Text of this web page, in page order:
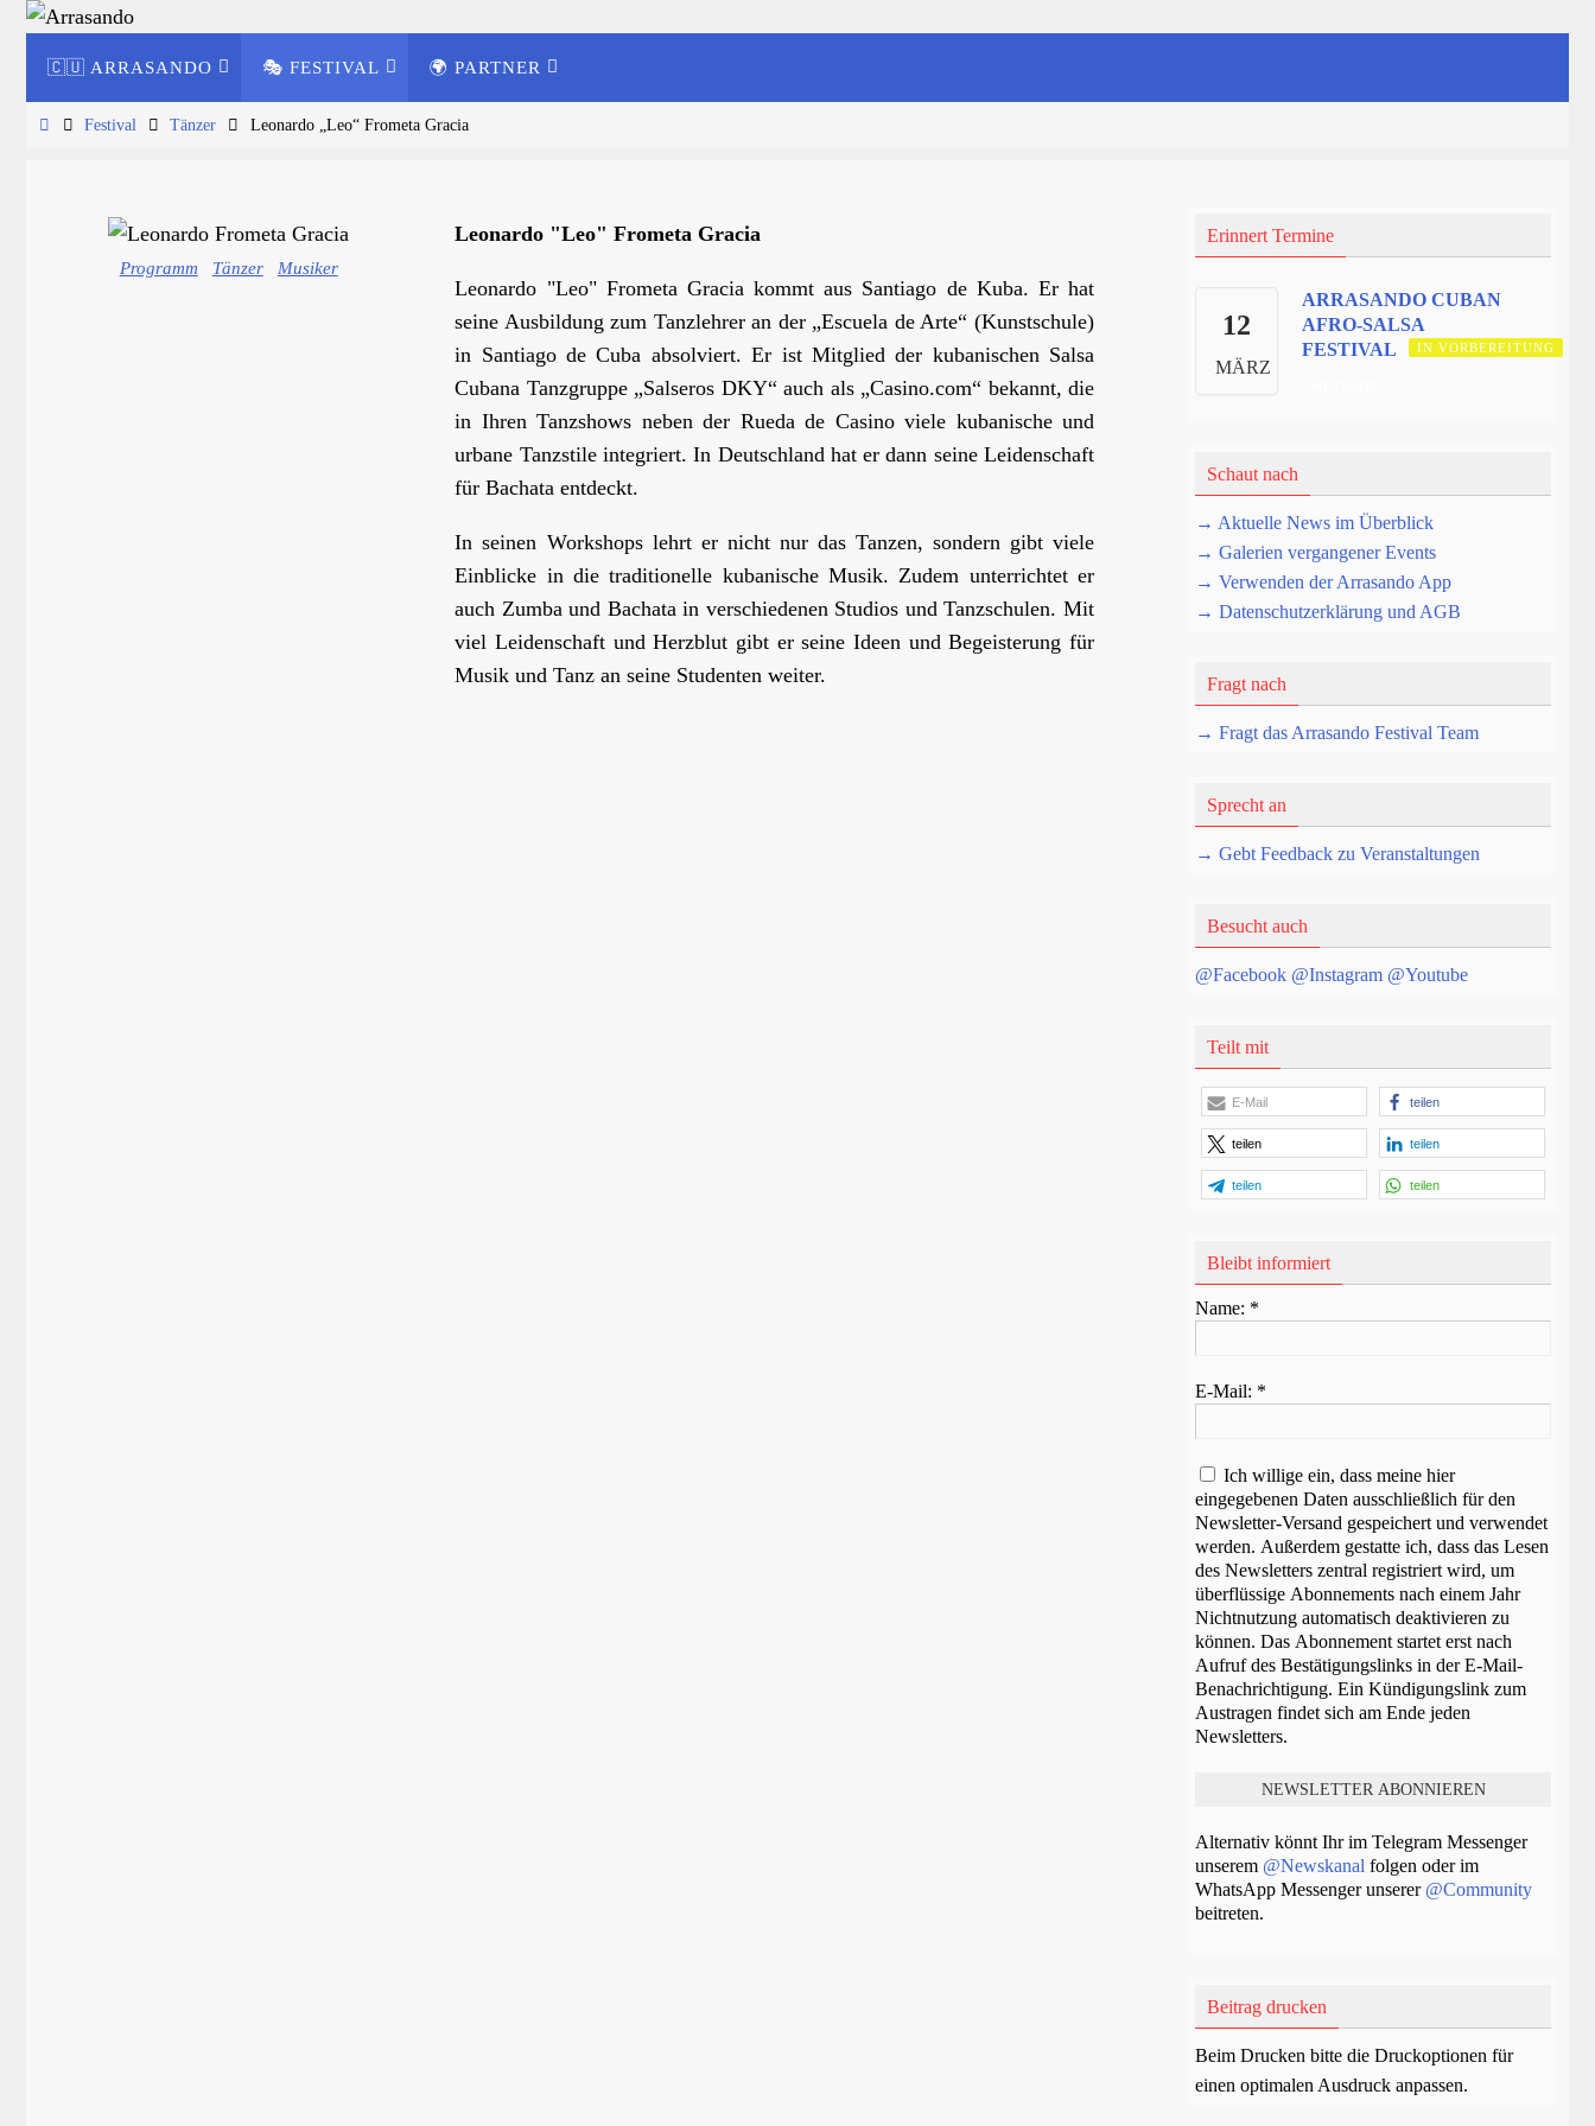
Zum
springen
Inhalt🇨🇺 ARRASANDO 🎭 FESTIVAL 🌍 PARTNER
StartFestival Tänzer Leonardo „Leo“ Frometa Gracia
Programm Tänzer Musiker
Leonardo "Leo" Frometa Gracia
Leonardo "Leo" Frometa Gracia kommt aus Santiago de Kuba. Er hat
seine Ausbildung zum Tanzlehrer an der „Escuela de Arte“ (Kunstschule)
in Santiago de Cuba absolviert. Er ist Mitglied der kubanischen Salsa
Cubana Tanzgruppe „Salseros DKY“ auch als „Casino.com“ bekannt, die
in Ihren Tanzshows neben der Rueda de Casino viele kubanische und
urbane Tanzstile integriert. In Deutschland hat er dann seine Leidenschaft
für Bachata entdeckt.
In seinen Workshops lehrt er nicht nur das Tanzen, sondern gibt viele
Einblicke in die traditionelle kubanische Musik. Zudem unterrichtet er
auch Zumba und Bachata in verschiedenen Studios und Tanzschulen. Mit
viel Leidenschaft und Herzblut gibt er seine Ideen und Begeisterung für
Musik und Tanz an seine Studenten weiter.
Erinnert Termine
12
MÄRZ
ARRASANDO CUBAN
AFRO-SALSA
FESTIVAL
IN VORBEREITUNG
Schaut nach
→ Aktuelle News im Überblick
→ Galerien vergangener Events
→ Verwenden der Arrasando App
→ Datenschutzerklärung und AGB
Fragt nach
→ Fragt das Arrasando Festival Team
Sprecht an
→ Gebt Feedback zu Veranstaltungen
Besucht auch
@Facebook @Instagram @Youtube
Teilt mit
E-Mail teilen
teilen teilen
teilen teilen
Bleibt informiert
Name: *
E-Mail: *
Ich willige ein, dass meine hier
eingegebenen Daten ausschließlich für den
Newsletter-Versand gespeichert und verwendet
werden. Außerdem gestatte ich, dass das Lesen
des Newsletters zentral registriert wird, um
überflüssige Abonnements nach einem Jahr
Nichtnutzung automatisch deaktivieren zu
können. Das Abonnement startet erst nach
Aufruf des Bestätigungslinks in der E-Mail-
Benachrichtigung. Ein Kündigungslink zum
Austragen findet sich am Ende jeden
Newsletters.
Alternativ könnt Ihr im Telegram Messenger
unserem @Newskanal folgen oder im
WhatsApp Messenger unserer @Community
beitreten.
Beitrag drucken
Beim Drucken bitte die Druckoptionen für
einen optimalen Ausdruck anpassen.